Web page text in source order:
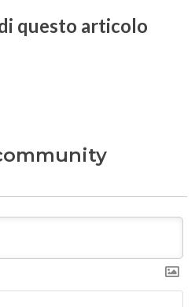
questo articolo